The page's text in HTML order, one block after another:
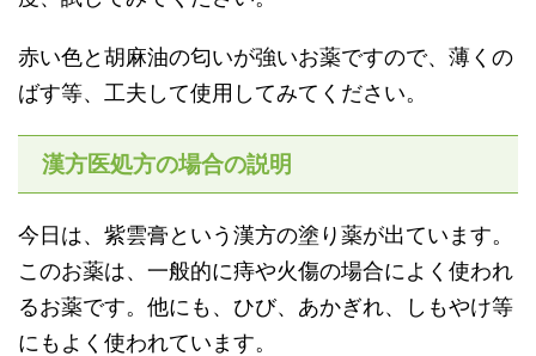
赤い色と胡麻油の匂いが強いお薬ですので、薄くの
ばす等、工夫して使用してみてください。
漢方医処方の場合の説明
今日は、紫雲膏という漢方の塗り薬が出ています。
このお薬は、一般的に痔や火傷の場合によく使われ
るお薬です。他にも、ひび、あかぎれ、しもやけ等
にもよく使われています。